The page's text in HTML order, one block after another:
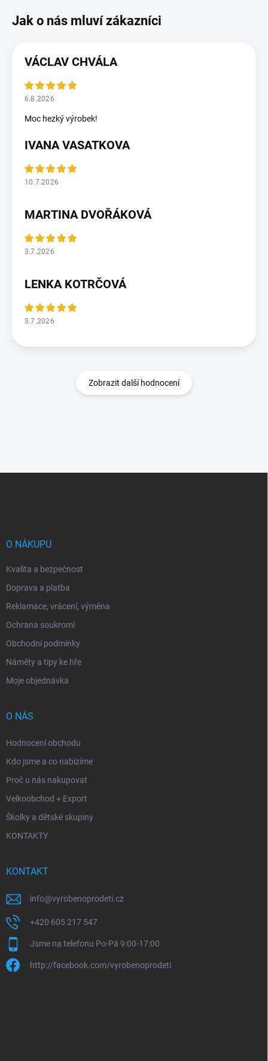
VÁCLAV CHVÁLA
6.8.2026
Moc hezký výrobek!
IVANA VASATKOVA
10.7.2026
MARTINA DVOŘÁKOVÁ
3.7.2026
LENKA KOTRČOVÁ
3.7.2026
Zobrazit další hodnocení
O NÁKUPU
Kvalita a bezpečnost
Doprava a platba
Reklamace, vrácení, výměna
Ochrana soukromí
Obchodní podmínky
Náměty a tipy ke hře
Moje objednávka
O NÁS
Hodnocení obchodu
Kdo jsme a co nabízíme
Proč u nás nakupovat
Velkoobchod + Export
Školky a dětské skupiny
KONTAKTY
KONTAKT
info@vyrobenoprodeti.cz
+420 605 217 547
Jsme na telefonu Po-Pá 9:00-17:00
http://facebook.com/vyrobenoprodeti